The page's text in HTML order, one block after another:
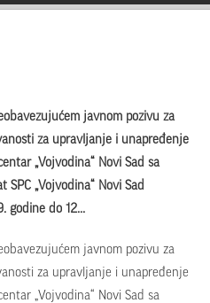
javnom pozivu za
za upravlјanje i unapređenje
„Vojvodina“ Novi Sad sa
„Vojvodina“ Novi Sad
godine do 12...
javnom pozivu za
za upravlјanje i unapređenje
„Vojvodina“ Novi Sad sa